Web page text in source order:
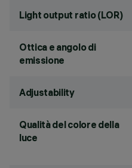
Light output ratio (LOR)
Ottica e angolo di
emissione
Adjustability
Qualità del colore della
luce